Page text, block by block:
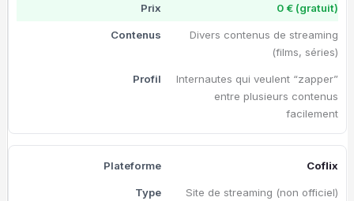
0 € (gratuit)
Divers contenus de streaming
(films, séries)
Internautes qui veulent “zapper”
entre plusieurs contenus
facilement
Coflix
Site de streaming (non officiel)